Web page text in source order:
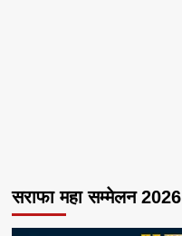
सराफा महा सम्मेलन 2026